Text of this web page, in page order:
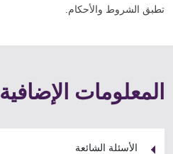
تطبق الشروط والأحكام.
المعلومات الإضافية
الأسئلة الشائعة